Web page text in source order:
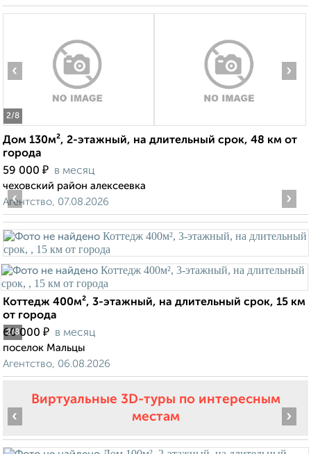
2/8
‹ ›
Дом 130м², 2-этажный, на длительный срок, 48 км от
города
59 000 ₽ в месяц
чеховский район алексеевка
Агентство, 07.08.2026
2/8
‹ ›
Коттедж 400м², 3-этажный, на длительный срок, 15 км
от города
60 000 ₽ в месяц
поселок Мальцы
Агентство, 06.08.2026
Виртуальные 3D-туры по интересным
местам
‹ ›